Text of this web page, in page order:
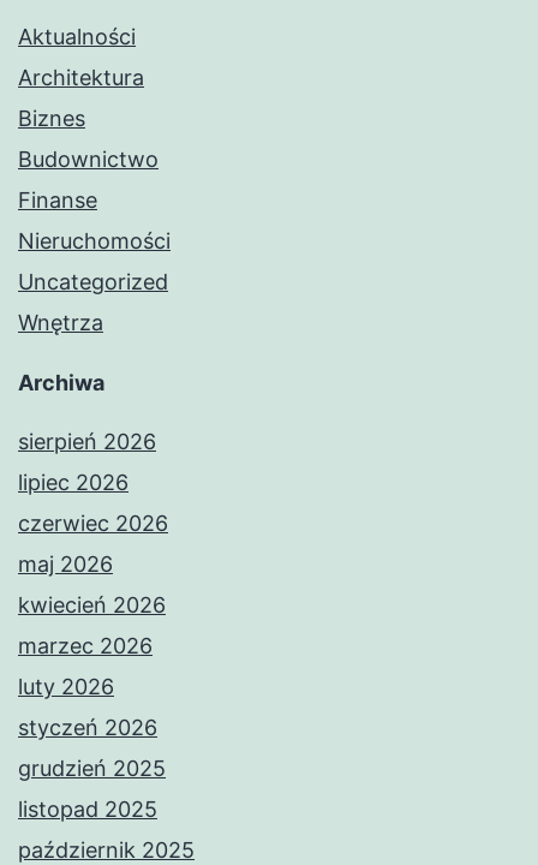
Aktualności
Architektura
Biznes
Budownictwo
Finanse
Nieruchomości
Uncategorized
Wnętrza
Archiwa
sierpień 2026
lipiec 2026
czerwiec 2026
maj 2026
kwiecień 2026
marzec 2026
luty 2026
styczeń 2026
grudzień 2025
listopad 2025
październik 2025